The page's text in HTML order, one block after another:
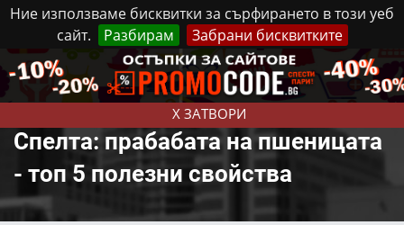
Ние използваме бисквитки за сърфирането в този уеб
сайт.
Разбирам Забрани бисквитките
X ЗАТВОРИ
Неделя, 9 Август, 2026 Реклама Контакти
Спелта: прабабата на пшеницата
- топ 5 полезни свойства